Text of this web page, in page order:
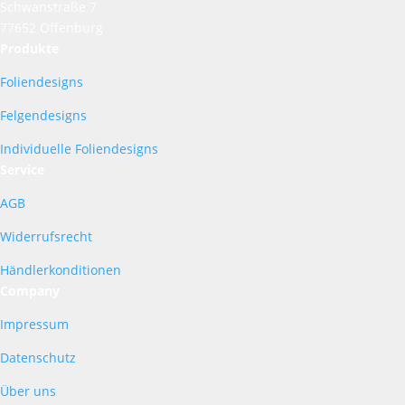
Foliendesigns
Felgendesigns
Individuelle Foliendesigns
AGB
Widerrufsrecht
Händlerkonditionen
Impressum
Datenschutz
Über uns